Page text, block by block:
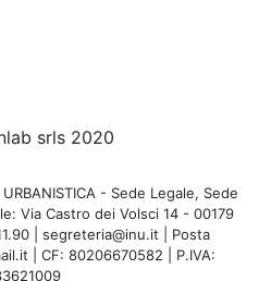
srls 2020
- Sede Legale, Sede
Via Castro dei Volsci 14 - 00179
| segreteria@inu.it | Posta
| CF: 80206670582 | P.IVA: